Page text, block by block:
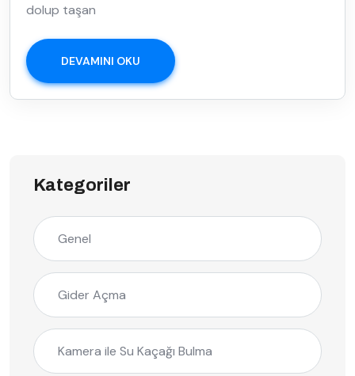
dolup taşan
DEVAMINI OKU
Kategoriler
Genel
Gider Açma
Kamera ile Su Kaçağı Bulma